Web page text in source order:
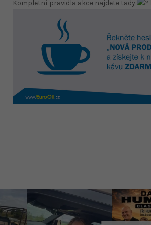
Kompletní pravidla akce najdete tady